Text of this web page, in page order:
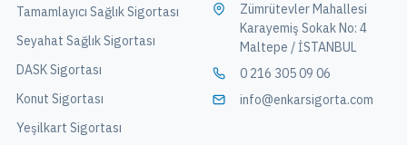
Tamamlayıcı Sağlık Sigortası
Seyahat Sağlık Sigortası
DASK Sigortası
Konut Sigortası
Yeşilkart Sigortası
Zümrütevler Mahallesi
Karayemiş Sokak No: 4
Maltepe / İSTANBUL
0 216 305 09 06
info@enkarsigorta.com